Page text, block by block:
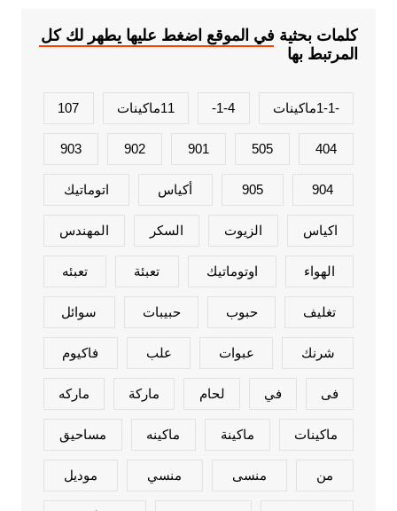
كلمات بحثية في الموقع اضغط عليها يطهر لك كل
المرتبط بها
-1-1ماكينات 1-4- 11ماكينات 107
404
505
901
902
903
904
905 أكياس اتوماتيك
اكياس الزيوت السكر المهندس
الهواء اوتوماتيك تعبئة تعبئه
تغليف حبوب حبيبات سوائل
شرنك عبوات علب فاكيوم
فى في لحام ماركة ماركه
ماكينات ماكينة ماكينه مساحيق
من منسى منسي موديل